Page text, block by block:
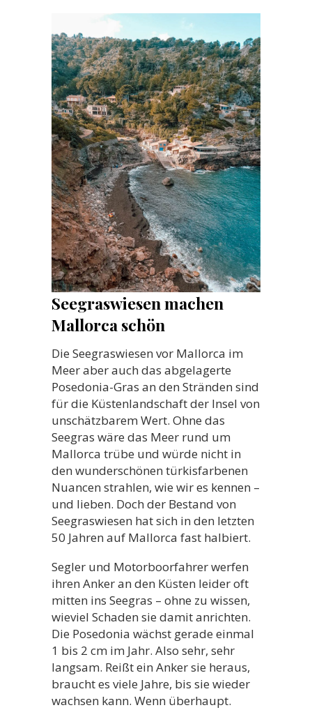
Seegraswiesen machen
Mallorca schön
Die Seegraswiesen vor Mallorca im
Meer aber auch das abgelagerte
Posedonia-Gras an den Stränden sind
für die Küstenlandschaft der Insel von
unschätzbarem Wert. Ohne das
Seegras wäre das Meer rund um
Mallorca trübe und würde nicht in
den wunderschönen türkisfarbenen
Nuancen strahlen, wie wir es kennen –
und lieben. Doch der Bestand von
Seegraswiesen hat sich in den letzten
50 Jahren auf Mallorca fast halbiert.
Segler und Motorboorfahrer werfen
ihren Anker an den Küsten leider oft
mitten ins Seegras – ohne zu wissen,
wieviel Schaden sie damit anrichten.
Die Posedonia wächst gerade einmal
1 bis 2 cm im Jahr. Also sehr, sehr
langsam. Reißt ein Anker sie heraus,
braucht es viele Jahre, bis sie wieder
wachsen kann. Wenn überhaupt.